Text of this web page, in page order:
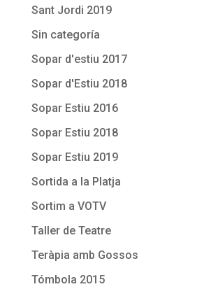
Sant Jordi 2019
Sin categoría
Sopar d'estiu 2017
Sopar d'Estiu 2018
Sopar Estiu 2016
Sopar Estiu 2018
Sopar Estiu 2019
Sortida a la Platja
Sortim a VOTV
Taller de Teatre
Teràpia amb Gossos
Tómbola 2015